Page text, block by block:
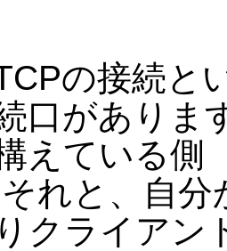
の接続と
口がありま
えている側
れと、自
クライアン